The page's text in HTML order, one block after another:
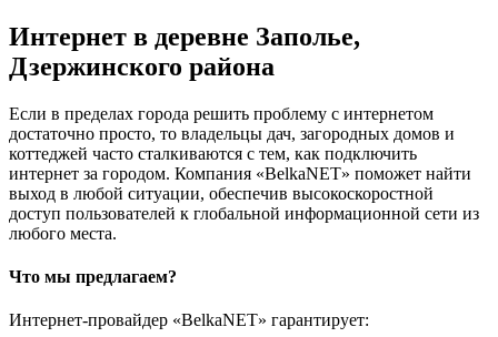
Интернет в деревне Заполье,
Дзержинского района
Если в пределах города решить проблему с интернетом
достаточно просто, то владельцы дач, загородных домов и
коттеджей часто сталкиваются с тем, как подключить
интернет за городом. Компания «BelkaNET» поможет найти
выход в любой ситуации, обеспечив высокоскоростной
доступ пользователей к глобальной информационной сети из
любого места.
Что мы предлагаем?
Интернет-провайдер «BelkaNET» гарантирует: